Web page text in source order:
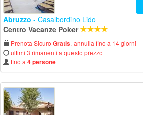
Abruzzo - Casalbordino Lido
Centro Vacanze Poker
Prenota Sicuro Gratis, annulla fino a 14 giorni
ultimi 3 rimanenti a questo prezzo
fino a 4 persone